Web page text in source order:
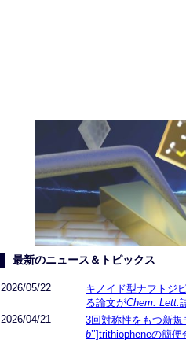
最新のニュース＆トピックス
2026/05/22
キノイド型ナフトジ
る論文がChem. Lett.
2026/04/21
3回対称性をもつ新
b’’]trithiopheneの簡